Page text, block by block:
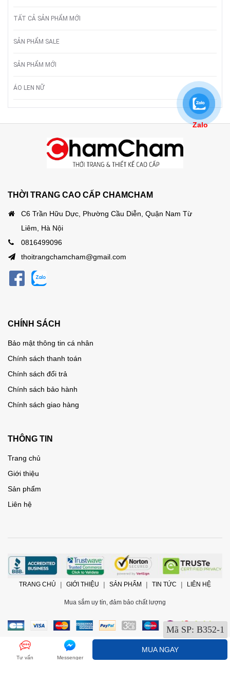
TẤT CẢ SẢN PHẨM MỚI
SẢN PHẨM SALE
SẢN PHẨM MỚI
ÁO LEN NỮ
Mã SP: B352-1
THỜI TRANG CAO CẤP CHAMCHAM
C6 Trần Hữu Dực, Phường Cầu Diễn, Quận Nam Từ
Liêm, Hà Nội
0816499096
thoitrangchamcham@gmail.com
CHÍNH SÁCH
Bảo mật thông tin cá nhân
Chính sách thanh toán
Chính sách đổi trả
Chính sách bảo hành
Chính sách giao hàng
THÔNG TIN
Trang chủ
Giới thiệu
Sản phẩm
Liên hệ
TRANG CHỦ GIỚI THIỆU SẢN PHẨM TIN TỨC LIÊN HỆ
Mua sắm uy tín, đảm bảo chất lượng
Tư vấn Messenger
MUA NGAY
Zalo